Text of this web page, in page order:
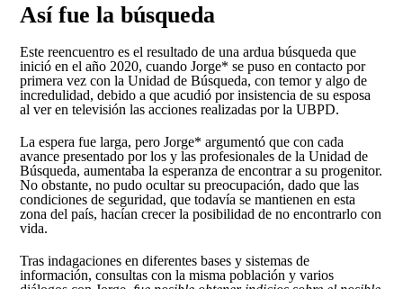
Así fue la búsqueda
Este reencuentro es el resultado de una ardua búsqueda que
inició en el año 2020, cuando Jorge* se puso en contacto por
primera vez con la Unidad de Búsqueda, con temor y algo de
incredulidad, debido a que acudió por insistencia de su esposa
al ver en televisión las acciones realizadas por la UBPD.
La espera fue larga, pero Jorge* argumentó que con cada
avance presentado por los y las profesionales de la Unidad de
Búsqueda, aumentaba la esperanza de encontrar a su progenitor.
No obstante, no pudo ocultar su preocupación, dado que las
condiciones de seguridad, que todavía se mantienen en esta
zona del país, hacían crecer la posibilidad de no encontrarlo con
vida.
Tras indagaciones en diferentes bases y sistemas de
información, consultas con la misma población y varios